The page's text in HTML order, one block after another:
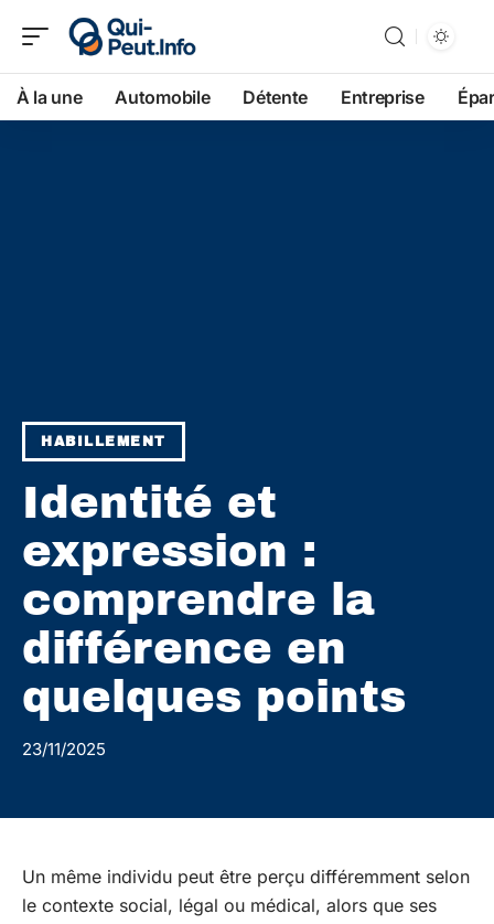
À la une Automobile Détente Entreprise
HABILLEMENT
Identité et
expression :
comprendre la
différence en
quelques points
23/11/2025
Un même individu peut être perçu différemment selon
le contexte social, légal ou médical, alors que ses